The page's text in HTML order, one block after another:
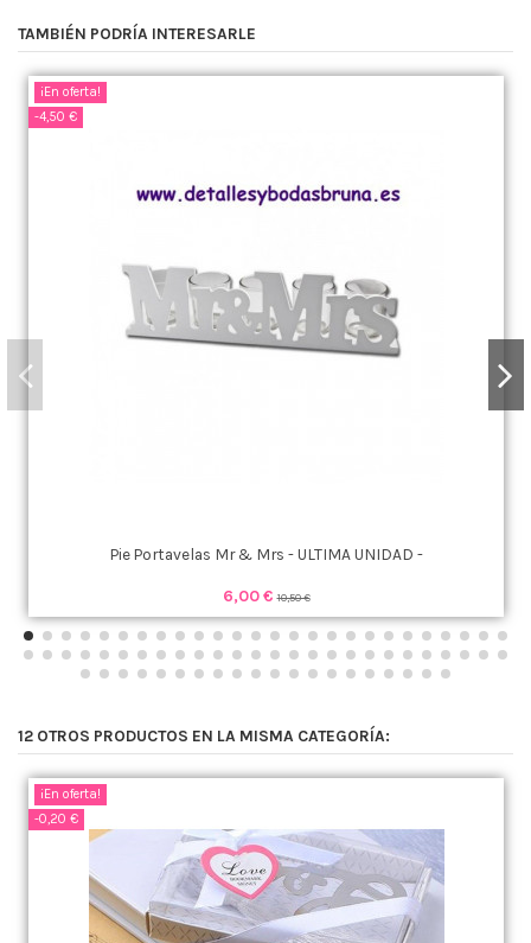
TAMBIÉN PODRÍA INTERESARLE
¡En oferta!
-4,50 €
Pie Portavelas Mr & Mrs - ULTIMA UNIDAD -
6,00 €10,50 €
12 OTROS PRODUCTOS EN LA MISMA CATEGORÍA:
¡En oferta!
-0,20 €